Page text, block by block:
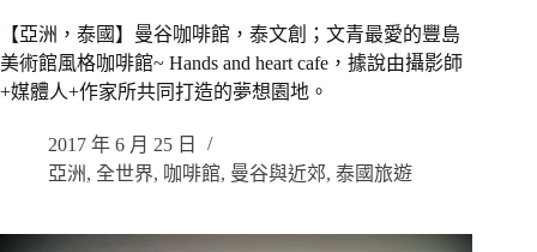
【亞洲，泰國】曼谷咖啡館，泰文創；文青最愛的豐島
美術館風格咖啡館~ Hands and heart cafe，據說由攝影師
+媒體人+作家所共同打造的夢想園地。
2017 年 6 月 25 日
亞洲, 全世界, 咖啡館, 曼谷與近郊, 泰國旅遊